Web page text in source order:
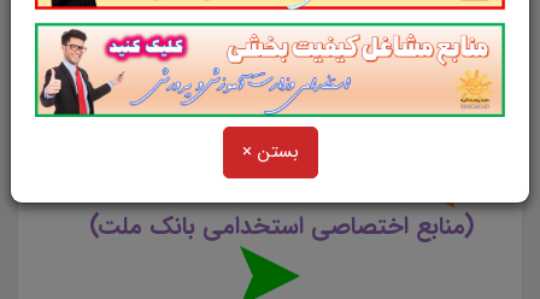
بستن ×
تستمنابع عمومی آزمون
استخدامی نیروی انسانی بانک ملت
تست تفکر تحلیلی سیستمی
(منابع اختصاصی استخدامی بانک ملت)